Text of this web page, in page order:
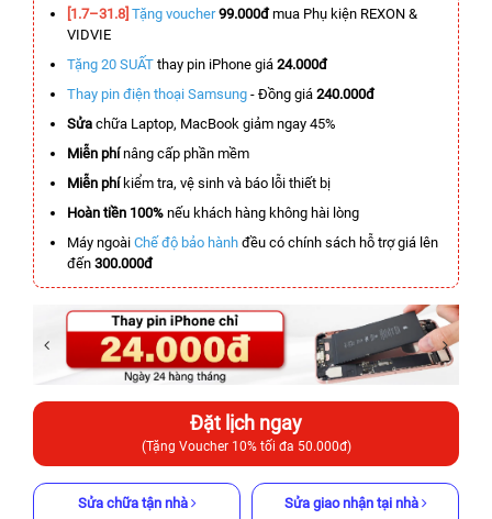
[1.7–31.8] Tặng voucher 99.000đmua Phụ kiện REXON &
VIDVIE
Tặng 20 SUẤT thay pin iPhone giá 24.000đ
Thay pin điện thoại Samsung - Đồng giá 240.000đ
Sửa chữa Laptop, MacBook giảm ngay 45%
Miễn phínâng cấp phần mềm
Miễn phíkiểm tra, vệ sinh và báo lỗi thiết bị
Hoàn tiền 100% nếu khách hàng không hài lòng
Máy ngoài Chế độ bảo hành đều có chính sách hỗ trợ giá lên
đến 300.000đ
Đặt lịch ngay
(Tặng Voucher 10% tối đa 50.000đ)
Sửa chữa tận nhà Sửa giao nhận tại nhà